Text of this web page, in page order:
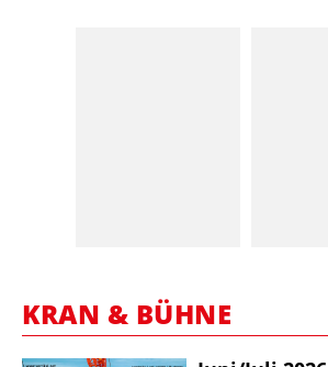
KRAN & BÜHNE